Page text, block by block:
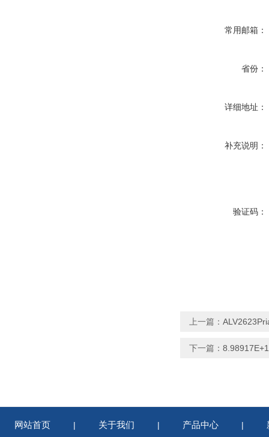
常用邮箱：
省份：
详细地址：
补充说明：
验证码：
上一篇：
下一篇：
网站首页 | 关于我们 | 产品中心 |